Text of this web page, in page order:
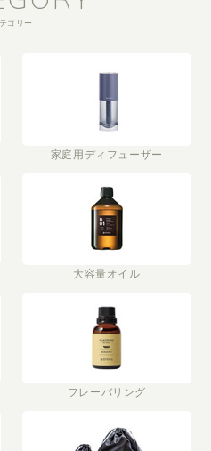
ゴリー
家庭用ディフューザー
大容量オイル
フレーバリング